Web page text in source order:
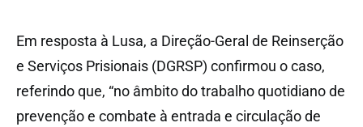
Em resposta à Lusa, a Direção-Geral de Reinserção
e Serviços Prisionais (DGRSP) confirmou o caso,
referindo que, “no âmbito do trabalho quotidiano de
prevenção e combate à entrada e circulação de